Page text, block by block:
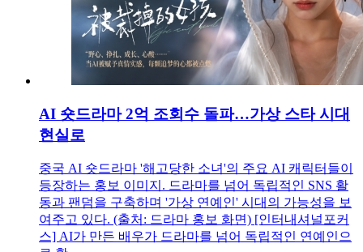
AI 숏드라마 2억 조회수 돌파…가상 스타 시대
현실로
중국 AI 숏드라마 '해고당한 소녀'의 주요 AI 캐릭터들이
등장하는 홍보 이미지. 드라마를 넘어 독립적인 SNS 활
동과 팬덤을 구축하며 '가상 연예인' 시대의 가능성을 보
여주고 있다. (출처: 드라마 홍보 화면) [인터내셔널포커
스] AI가 만든 배우가 드라마를 넘어 독립적인 연예인으